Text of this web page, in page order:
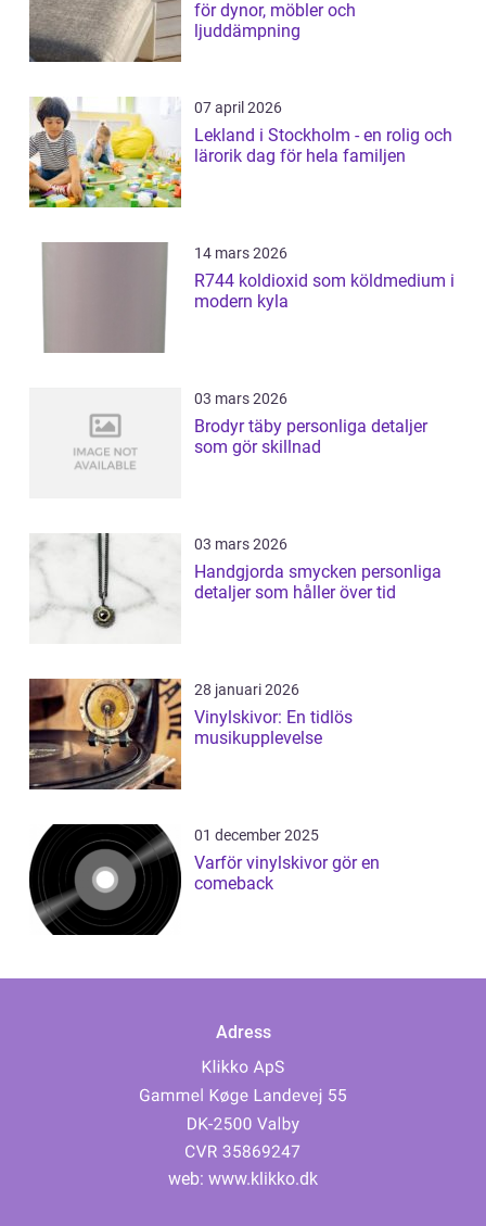
för dynor, möbler och
ljuddämpning
07 april 2026
Lekland i Stockholm - en rolig och
lärorik dag för hela familjen
14 mars 2026
R744 koldioxid som köldmedium i
modern kyla
03 mars 2026
Brodyr täby personliga detaljer
som gör skillnad
03 mars 2026
Handgjorda smycken personliga
detaljer som håller över tid
28 januari 2026
Vinylskivor: En tidlös
musikupplevelse
01 december 2025
Varför vinylskivor gör en
comeback
Adress
web: www.klikko.dk